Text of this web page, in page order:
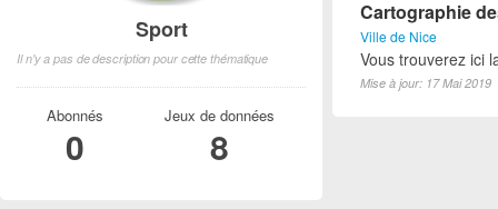
Cartographie
Ville de Nice
Vous trouverez ici
Mise à jour: 17 Mai 2019
Sport
Il n'y a pas de description pour cette thématique
Abonnés
0
Jeux de données
8